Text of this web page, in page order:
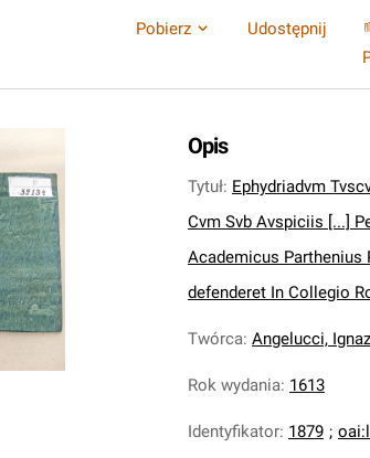
Pobierz Udostępnij
Opis
Tytuł: Ephydriadvm
Cvm Svb Avspiciis [...]
Academicus Parthenius
defenderet In Collegio
Twórca: Angelucci,
Rok wydania: 1613
Identyfikator: 1879 ;